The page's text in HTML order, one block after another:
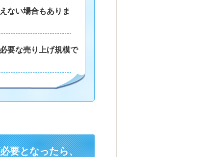
ない場合もありま
要な売り上げ規模で
要となったら、